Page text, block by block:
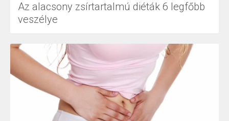
Az alacsony zsírtartalmú diéták 6 legfőbb
veszélye